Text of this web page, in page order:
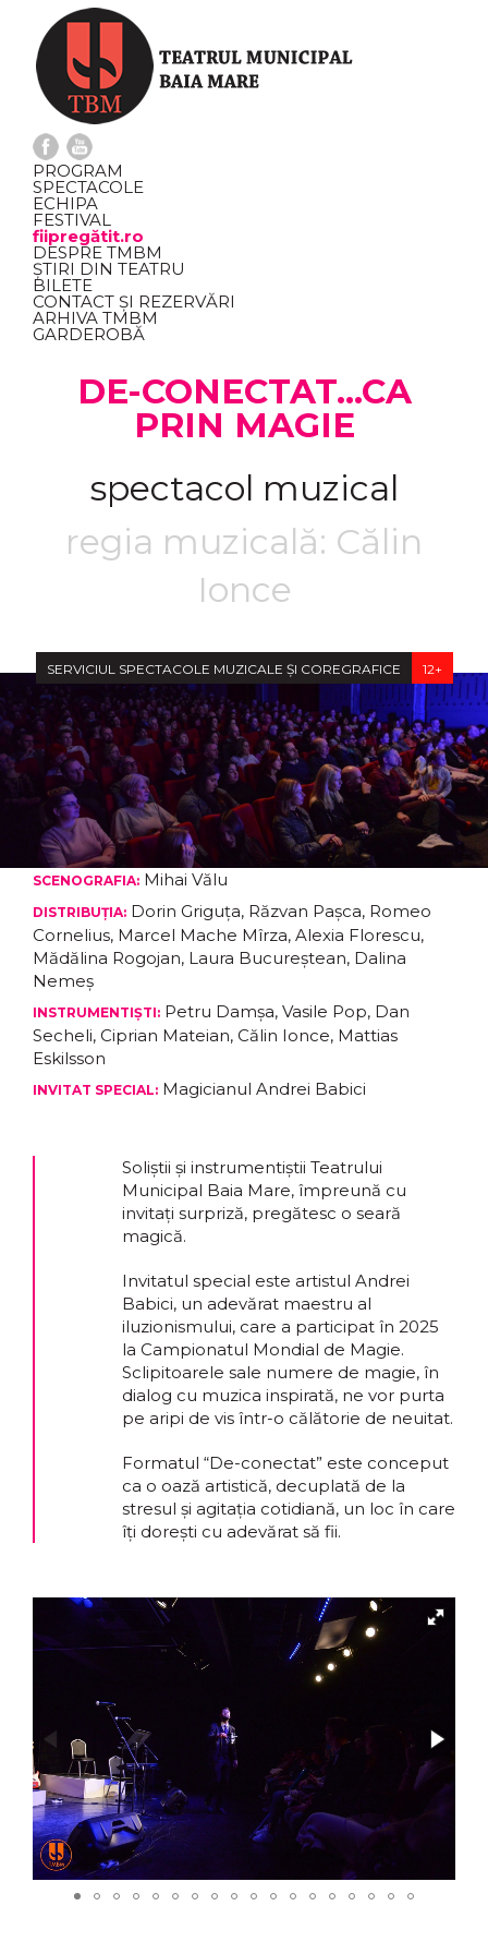
PROGRAM
SPECTACOLE
ECHIPA
FESTIVAL
fiipregătit.ro
DESPRE TMBM
ȘTIRI DIN TEATRU
BILETE
CONTACT ȘI REZERVĂRI
ARHIVA TMBM
GARDEROBĂ
DE-CONECTAT…CA
PRIN MAGIE
spectacol muzical
regia muzicală: Călin
Ionce
SERVICIUL SPECTACOLE MUZICALE ȘI COREGRAFICE 12+
SCENOGRAFIA: Mihai Vălu
DISTRIBUȚIA: Dorin Griguța, Răzvan Pașca, Romeo
Cornelius, Marcel Mache Mîrza, Alexia Florescu,
Mădălina Rogojan, Laura Bucureștean, Dalina
Nemeș
INSTRUMENTIȘTI: Petru Damșa, Vasile Pop, Dan
Secheli, Ciprian Mateian, Călin Ionce, Mattias
Eskilsson
INVITAT SPECIAL: Magicianul Andrei Babici
Soliștii și instrumentiștii Teatrului
Municipal Baia Mare, împreună cu
invitați surpriză, pregătesc o seară
magică.
Invitatul special este artistul Andrei
Babici, un adevărat maestru al
iluzionismului, care a participat în 2025
la Campionatul Mondial de Magie.
Sclipitoarele sale numere de magie, în
dialog cu muzica inspirată, ne vor purta
pe aripi de vis într-o călătorie de neuitat.
Formatul “De-conectat” este conceput
ca o oază artistică, decuplată de la
stresul și agitația cotidiană, un loc în care
îți dorești cu adevărat să fii.